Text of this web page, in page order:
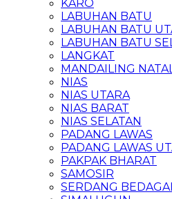
KARO
LABUHAN BATU
LABUHAN BATU
LABUHAN BATU
LANGKAT
MANDAILING
NIAS
NIAS UTARA
NIAS BARAT
NIAS SELATAN
PADANG LAWAS
PADANG LAWAS
PAKPAK BHARAT
SAMOSIR
SERDANG BEDAGAI